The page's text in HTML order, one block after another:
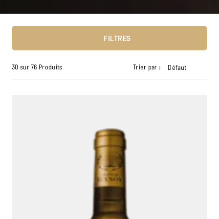
FILTRES
30 sur 76 Produits Trier par : Défaut